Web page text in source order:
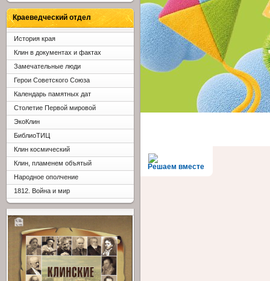
Решаем вместе
Краеведческий отдел
История края
Клин в документах и фактах
Замечательные люди
Герои Советского Союза
Календарь памятных дат
Столетие Первой мировой
ЭкоКлин
БиблиоТИЦ
Клин космический
Клин, пламенем объятый
Народное ополчение
1812. Война и мир